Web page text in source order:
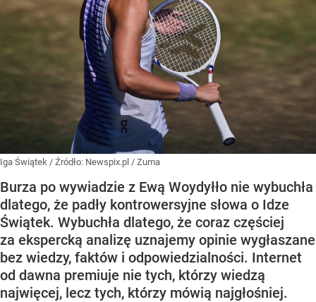
Iga Świątek / Źródło: Newspix.pl / Zuma
Burza po wywiadzie z Ewą Woydyłło nie wybuchła
dlatego, że padły kontrowersyjne słowa o Idze
Świątek. Wybuchła dlatego, że coraz częściej
za ekspercką analizę uznajemy opinie wygłaszane
bez wiedzy, faktów i odpowiedzialności. Internet
od dawna premiuje nie tych, którzy wiedzą
najwięcej, lecz tych, którzy mówią najgłośniej.